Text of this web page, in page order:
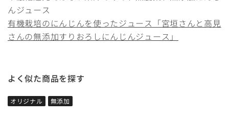
んジュース
有機栽培のにんじんを使ったジュース「宮垣さんと高見
さんの無添加すりおろしにんじんジュース」
よく似た商品を探す
オリジナル 無添加